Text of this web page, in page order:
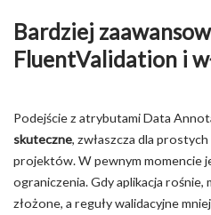
Bardziej
FluentValidation i
Podejście z atrybutami Data
skuteczne, zwłaszcza dla
projektów. W pewnym momencie
ograniczenia. Gdy aplikacja rośnie,
złożone, a reguły walidacyjne